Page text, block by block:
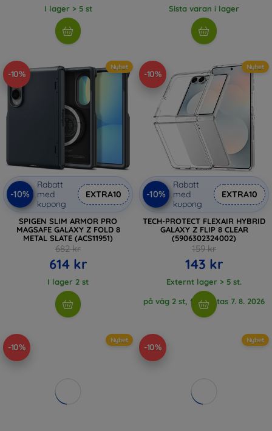
I lager > 5 st Sista varan i lager
-10%
Nyhet
-10%
Rabatt
med
kupong
EXTRA10
SPIGEN SLIM ARMOR PRO
MAGSAFE GALAXY Z FOLD 8
METAL SLATE (ACS11951)
682 kr
614 kr
I lager 2 st
-10%
Nyhet
-10%
Rabatt
med
kupong
EXTRA10
TECH-PROTECT FLEXAIR HYBRID
GALAXY Z FLIP 8 CLEAR
(5906302324002)
159 kr
143 kr
Externt lager > 5 st.
på väg 2 st, förväntas 7. 8. 2026
-10%
Nyhet
-10%
Nyhet